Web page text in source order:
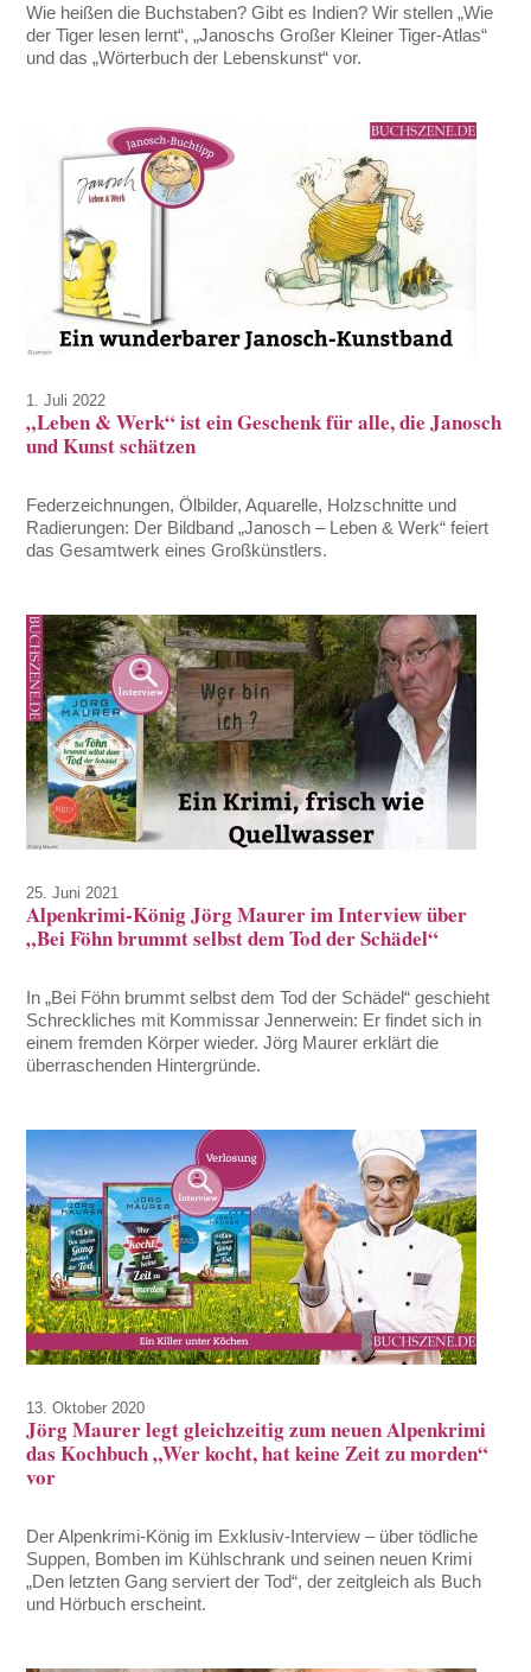
Wie heißen die Buchstaben? Gibt es Indien? Wir stellen „Wie
der Tiger lesen lernt“, „Janoschs Großer Kleiner Tiger-Atlas“
und das „Wörterbuch der Lebenskunst“ vor.
1. Juli 2022
„Leben & Werk“ ist ein Geschenk für alle, die Janosch
und Kunst schätzen
Federzeichnungen, Ölbilder, Aquarelle, Holzschnitte und
Radierungen: Der Bildband „Janosch – Leben & Werk“ feiert
das Gesamtwerk eines Großkünstlers.
25. Juni 2021
Alpenkrimi-König Jörg Maurer im Interview über
„Bei Föhn brummt selbst dem Tod der Schädel“
In „Bei Föhn brummt selbst dem Tod der Schädel“ geschieht
Schreckliches mit Kommissar Jennerwein: Er findet sich in
einem fremden Körper wieder. Jörg Maurer erklärt die
überraschenden Hintergründe.
13. Oktober 2020
Jörg Maurer legt gleichzeitig zum neuen Alpenkrimi
das Kochbuch „Wer kocht, hat keine Zeit zu morden“
vor
Der Alpenkrimi-König im Exklusiv-Interview – über tödliche
Suppen, Bomben im Kühlschrank und seinen neuen Krimi
„Den letzten Gang serviert der Tod“, der zeitgleich als Buch
und Hörbuch erscheint.